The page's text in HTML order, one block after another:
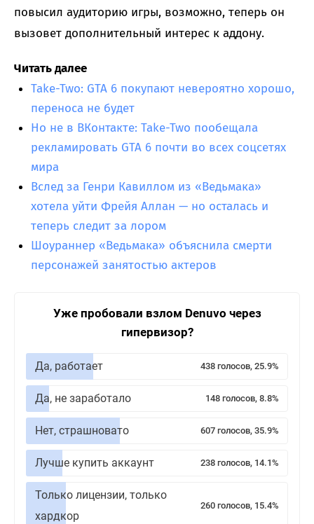
повысил аудиторию игры, возможно, теперь он
вызовет дополнительный интерес к аддону.
Читать далее
Take-Two: GTA 6 покупают невероятно хорошо,
переноса не будет
Но не в ВКонтакте: Take-Two пообещала
рекламировать GTA 6 почти во всех соцсетях
мира
Вслед за Генри Кавиллом из «Ведьмака»
хотела уйти Фрейя Аллан — но осталась и
теперь следит за лором
Шоураннер «Ведьмака» объяснила смерти
персонажей занятостью актеров
Уже пробовали взлом Denuvo через
гипервизор?
Да, работает 438 голосов, 25.9%
Да, не заработало 148 голосов, 8.8%
Нет, страшновато 607 голосов, 35.9%
Лучше купить аккаунт 238 голосов, 14.1%
Только лицензии, только
хардкор
260 голосов, 15.4%